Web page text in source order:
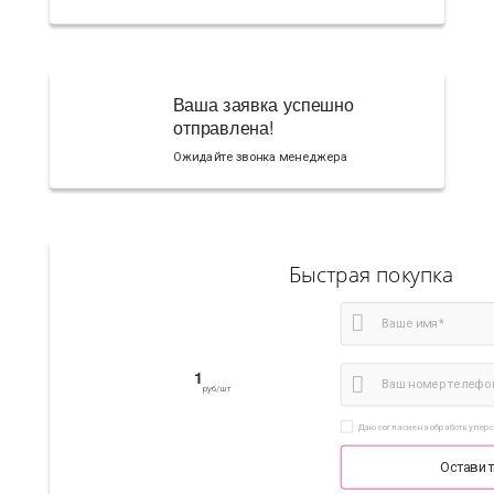
Ваша заявка успешно
отправлена!
Ожидайте звонка менеджера
Быстрая покупка
1 руб/шт
Даю согласие на обработку